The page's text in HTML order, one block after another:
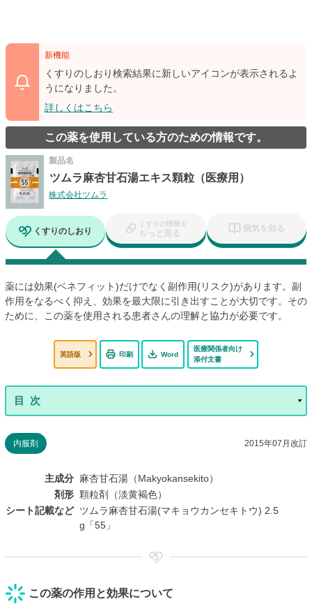
新機能
くすりのしおり検索結果に新しいアイコンが表示されるよ
うになりました。
詳しくはこちら
この薬を使用している方のための情報です。
製品名
ツムラ麻杏甘石湯エキス顆粒（医療用）
株式会社ツムラ
くすりのしおり
くすりの情報を
もっと見る 病気を知る
薬には効果(ベネフィット)だけでなく副作用(リスク)があります。副
作用をなるべく抑え、効果を最大限に引き出すことが大切です。その
ために、この薬を使用される患者さんの理解と協力が必要です。
英語版 印刷 Word
医療関係者向け
添付文書
内服剤 2015年07月改訂
主成分 麻杏甘石湯（Makyokansekito）
剤形 顆粒剤（淡黄褐色）
シート記載など ツムラ麻杏甘石湯(マキョウカンセキトウ) 2.5
g「55」
この薬の作用と効果について